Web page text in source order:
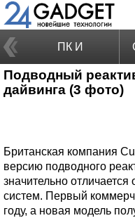
ПК И
НОУТБУКИ
Подводный
дайвинга (3 фото)
Британская компания
версию подводного
значительно
систем. Первый
году, а новая модель